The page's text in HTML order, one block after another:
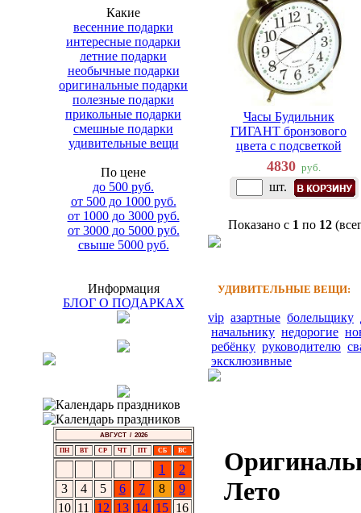
Какие
весенние подарки
интересные подарки
летние подарки
необычные подарки
оригинальные подарки
полезные подарки
прикольные подарки
смешные подарки
удивительные вещи
По цене
до 500 руб.
от 500 до 1000 руб.
от 1000 до 3000 руб.
от 3000 до 5000 руб.
свыше 5000 руб.
Информация
БЛОГ О ПОДАРКАХ
АВГУСТ / 2026
ПН ВТ СР ЧТ ПТ СБ ВС
1
2
3
4 5 6 7 8
9
10 11 12 13 14 15 16
Часы Будильник
ГИГАНТ бронзового
цвета с подсветкой
4830 руб.
шт.
Показано с 1 по 12
УДИВИТЕЛЬНЫЕ ВЕЩИ:
vip азартные болельщику
начальнику недорогие
ребёнку руководителю
эксклюзивные
Лето